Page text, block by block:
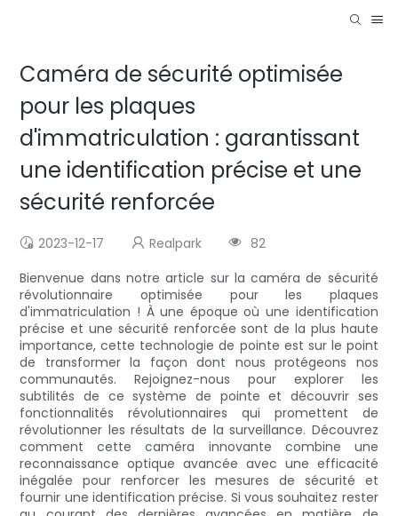
Caméra de sécurité optimisée
pour les plaques
d'immatriculation : garantissant
une identification précise et une
sécurité renforcée
2023-12-17 Realpark
82
Bienvenue dans notre article sur la caméra de sécurité
révolutionnaire optimisée pour les plaques
d'immatriculation ! À une époque où une identification
précise et une sécurité renforcée sont de la plus haute
importance, cette technologie de pointe est sur le point
de transformer la façon dont nous protégeons nos
communautés. Rejoignez-nous pour explorer les
subtilités de ce système de pointe et découvrir ses
fonctionnalités révolutionnaires qui promettent de
révolutionner les résultats de la surveillance. Découvrez
comment cette caméra innovante combine une
reconnaissance optique avancée avec une efficacité
inégalée pour renforcer les mesures de sécurité et
fournir une identification précise. Si vous souhaitez rester